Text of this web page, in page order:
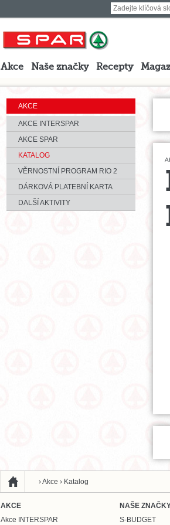
Akce Naše značky Recepty
AKCE
AKCE INTERSPAR
AKCE SPAR
KATALOG
VĚRNOSTNÍ PROGRAM RIO 2
DÁRKOVÁ PLATEBNÍ KARTA
DALŠÍ AKTIVITY
›Akce › Katalog
AKCE
Akce INTERSPAR
NAŠE
S-BUDGET